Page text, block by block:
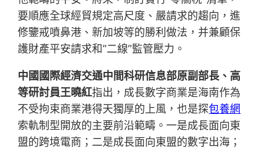
要順應全球經貿規定高尺度、嚴請求的趨向，進
修鑒戒噴鼻港、新加坡等的勝利做法，并兼顧保
護財產平安請求和“二線”監管壓力。
中國國際經濟交通中間科研信息部原副部長、高
等研討員王曉紅指出，成長數字商業是海南作為
不受拘束商業港得天獨厚的上風，也是探包養網
索軌制型開放的主要前沿範疇。一是成長面向東
盟的跨境電商；二是成長面向東盟的數字出海；